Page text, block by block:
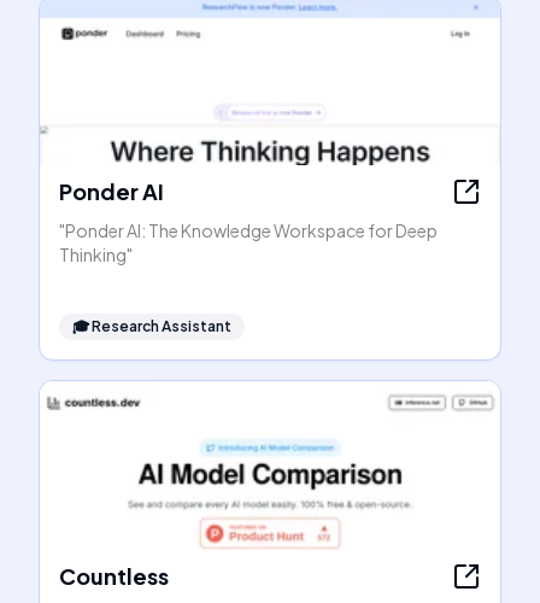
Ponder AI
"Ponder AI: The Knowledge Workspace for Deep
Thinking"
🎓Research Assistant
Countless